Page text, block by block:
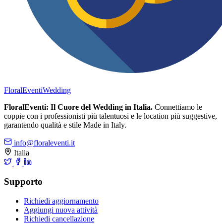
FloralEventiWedding
FloralEventi: Il Cuore del Wedding in Italia. Connettiamo le
coppie con i professionisti più talentuosi e le location più suggestive,
garantendo qualità e stile Made in Italy.
info@floraleventi.it
Italia
Supporto
Richiedi aggiornamento
Aggiungi nuova attività
Richiedi cancellazione